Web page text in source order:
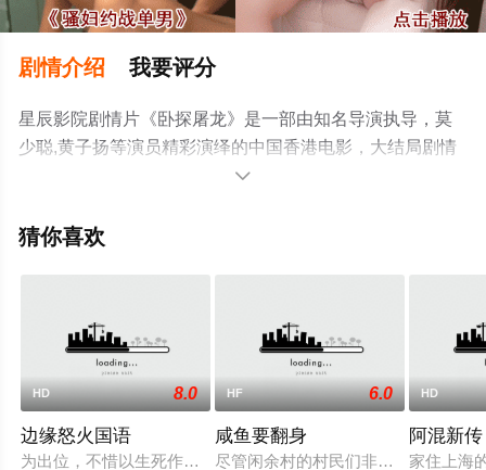
剧情介绍 我要评分
星辰影院剧情片《卧探屠龙》是一部由知名导演执导，莫
少聪,黄子扬等演员精彩演绎的中国香港电影，大结局剧情
已揭晓（1-1全集），手机免费观看高清无删减完整版电影
电视猫或剧情网等平台了解。

猜你喜欢
HD 8.0
边缘怒火国语
为出位，不惜以生死作赌注，谁知走上一条不归路。王文杰自幼
HF 6.0
咸鱼要翻身
尽管闲余村的村民们非常努力，不过
HD
阿混新传
家住上海